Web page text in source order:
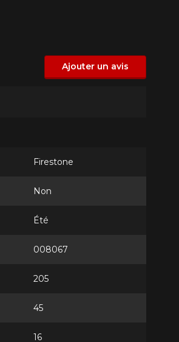
Ajouter un avis
Firestone
Non
Été
008067
205
45
16